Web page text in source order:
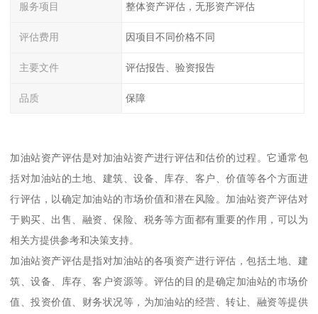
服务项目 整体资产评估，无形资产评估
评估费用 因项目不同价格不同
主要文件 评估报告、验资报告
品质 保障
加油站资产评估是对加油站资产进行评估和估价的过程。它通常包
括对加油站的土地、建筑、设备、库存、客户、价值等各个方面进
行评估，以确定加油站的市场价值和潜在风险。加油站资产评估对
于购买、出售、融资、保险、税务等方面都有重要的作用，可以为
相关方提供参考和决策支持。
加油站资产评估是指对加油站的各项资产进行评估，包括土地、建
筑、设备、库存、客户资源等。评估的目的是确定加油站的市场价
值、投资价值、财务状况等，为加油站的经营、转让、融资等提供